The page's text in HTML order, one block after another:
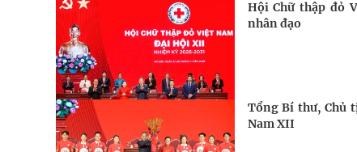
Hội Chữ thập đỏ
nhân đạo
Tổng Bí thư, Chủ
Nam XII